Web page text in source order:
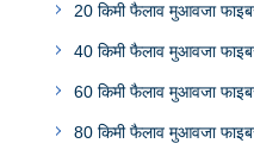
20 किमी फैलाव मुआवजा
40 किमी फैलाव मुआवजा
60 किमी फैलाव मुआवजा
80 किमी फैलाव मुआवजा